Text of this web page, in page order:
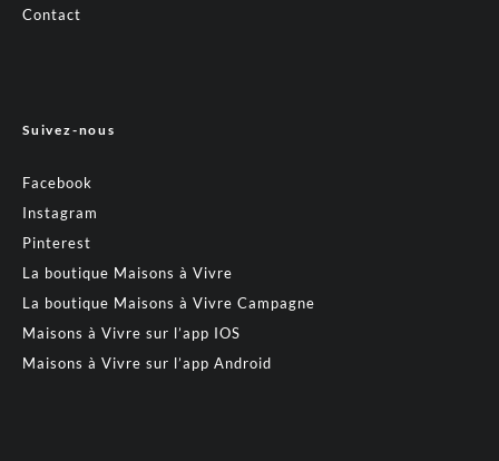
Contact
Suivez-nous
Facebook
Instagram
Pinterest
La boutique Maisons à Vivre
La boutique Maisons à Vivre Campagne
Maisons à Vivre sur l’app IOS
Maisons à Vivre sur l’app Android